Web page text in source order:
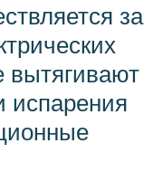
за
вытягивают
испарения